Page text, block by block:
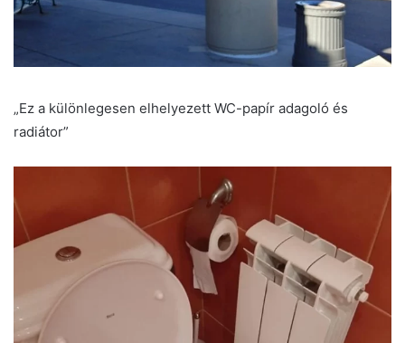
„Ez a különlegesen elhelyezett WC-papír adagoló és
radiátor”